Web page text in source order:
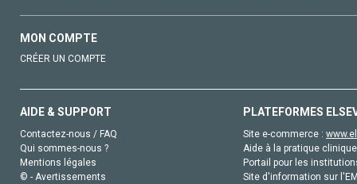
MON COMPTE
CRÉER UN COMPTE
AIDE & SUPPORT
Contactez-nous / FAQ
Qui sommes-nous ?
Mentions légales
© - Avertissements
PLATEFORMES
Site e-commerce :
Aide à la pratique
Portail pour les
Site d'information sur